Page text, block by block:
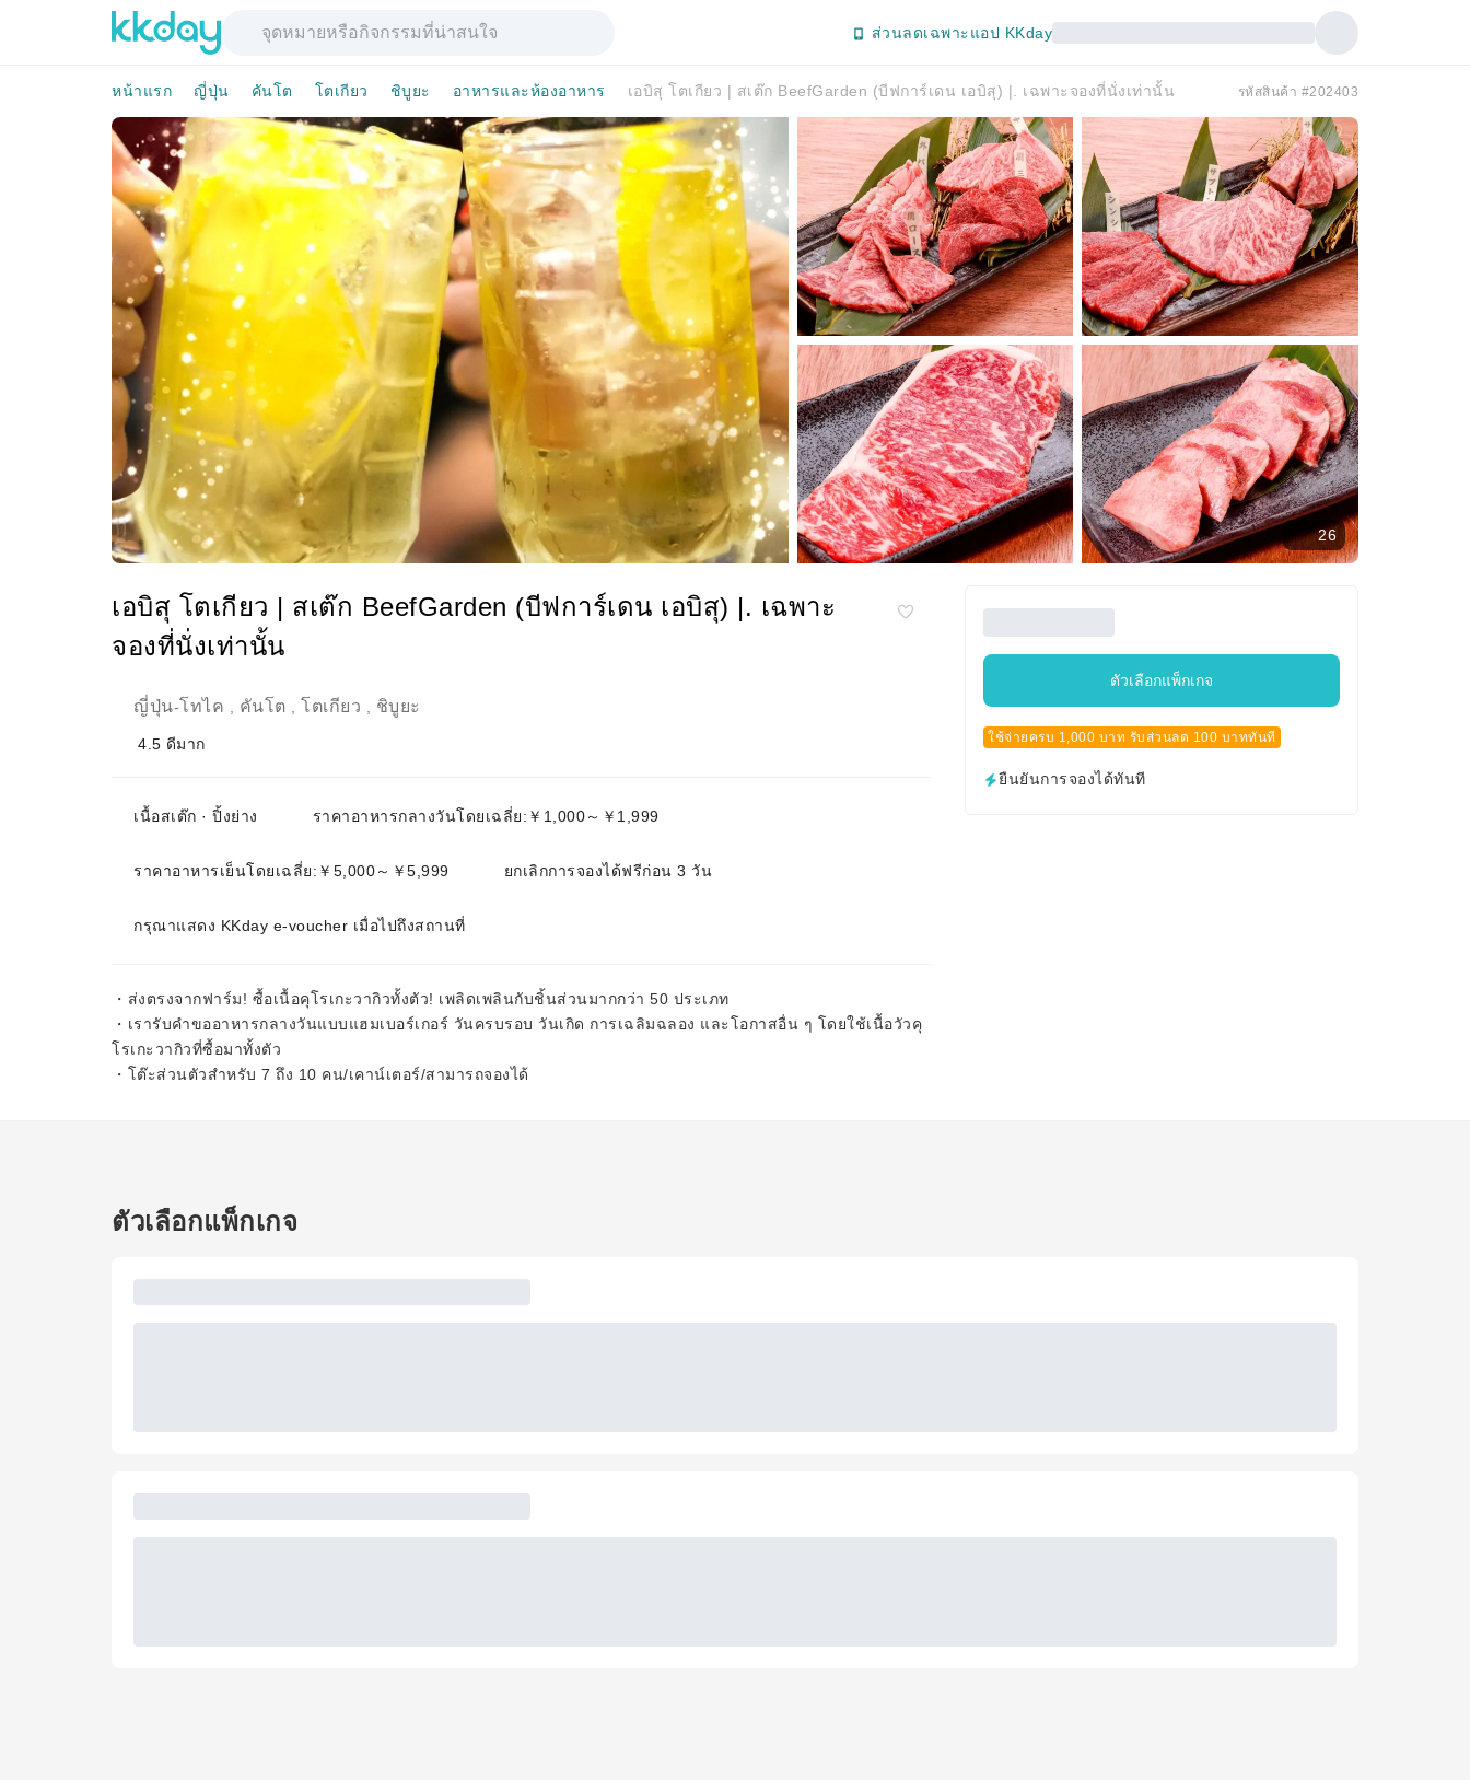
ส่วนลดเฉพาะแอป KKday
หน้าแรก ญี่ปุ่น คันโต โตเกียว ชิบูยะ อาหารและห้องอาหาร เอบิสุ โตเกียว | สเต๊ก BeefGarden (บีฟการ์เดน เอบิสุ) |. เฉพาะจองที่นั่งเท่านั้น รหัสสินค้า #202403
26
เอบิสุ โตเกียว | สเต๊ก BeefGarden (บีฟการ์เดน เอบิสุ) |. เฉพาะ
จองที่นั่งเท่านั้น
ญี่ปุ่น-โทไค คันโต โตเกียว ชิบูยะ
4.5 ดีมาก
เนื้อสเต๊ก · ปิ้งย่าง ราคาอาหารกลางวันโดยเฉลี่ย:￥1,000～￥1,999
ราคาอาหารเย็นโดยเฉลี่ย:￥5,000～￥5,999 ยกเลิกการจองได้ฟรีก่อน 3 วัน
กรุณาแสดง KKday e-voucher เมื่อไปถึงสถานที่
・ส่งตรงจากฟาร์ม! ซื้อเนื้อคุโรเกะวากิวทั้งตัว! เพลิดเพลินกับชิ้นส่วนมากกว่า 50 ประเภท
・เรารับคำขออาหารกลางวันแบบแฮมเบอร์เกอร์ วันครบรอบ วันเกิด การเฉลิมฉลอง และโอกาสอื่น ๆ โดยใช้เนื้อวัวคุ
โรเกะวากิวที่ซื้อมาทั้งตัว
・โต๊ะส่วนตัวสำหรับ 7 ถึง 10 คน/เคาน์เตอร์/สามารถจองได้
ตัวเลือกแพ็กเกจ
ใช้จ่ายครบ 1,000 บาท รับส่วนลด 100 บาททันที
ยืนยันการจองได้ทันที
ตัวเลือกแพ็กเกจ